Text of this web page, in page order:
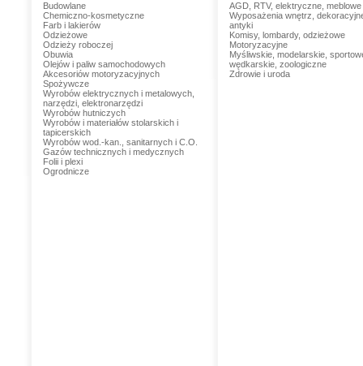
Budowlane
Chemiczno-kosmetyczne
Farb i lakierów
Odzieżowe
Odzieży roboczej
Obuwia
Olejów i paliw samochodowych
Akcesoriów motoryzacyjnych
Spożywcze
Wyrobów elektrycznych i metalowych,
narzędzi, elektronarzędzi
Wyrobów hutniczych
Wyrobów i materiałów stolarskich i
tapicerskich
Wyrobów wod.-kan., sanitarnych i C.O.
Gazów technicznych i medycznych
Folii i plexi
Ogrodnicze
AGD, RTV, elektryczne, meblowe
Wyposażenia wnętrz,
antyki
Komisy, lombardy, odzieżowe
Motoryzacyjne
Myśliwskie, modelarskie,
wędkarskie, zoologiczne
Zdrowie i uroda